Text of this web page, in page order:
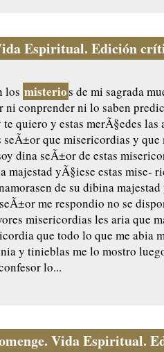
Espiritual. Edición
los misterios de mi sagrada
ni conprender ni lo saben
quiero y estas merÃ§edes las
que misericordias y que
dina seÃ±or de estas
majestad yÃ§iese estas mise-
de su dibina
me respondio no se
misericordias les aria que
que todo lo que me abia
y tinieblas me lo mostro
lo...
Vida Espiritual.